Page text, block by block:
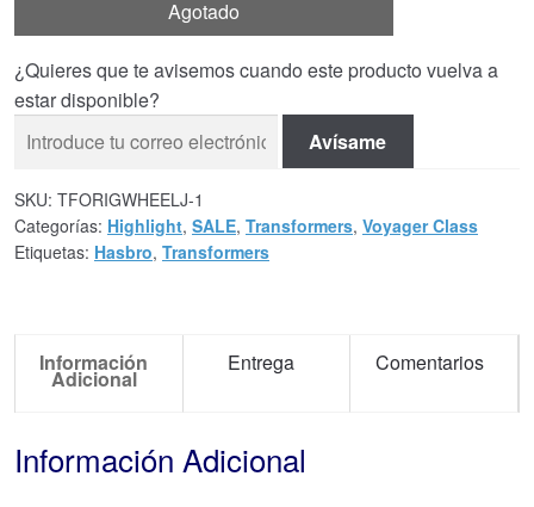
Agotado
¿Quieres que te avisemos cuando este producto vuelva a
estar disponible?
Avísame
SKU: TFORIGWHEELJ-1
Categorías: Highlight, SALE, Transformers, Voyager Class
Etiquetas: Hasbro, Transformers
Información
Adicional
Entrega Comentarios
Información Adicional